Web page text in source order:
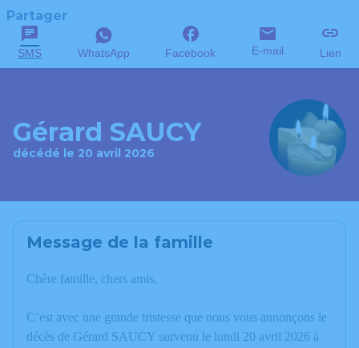
Partager
SMS WhatsApp Facebook E-mail Lien
Gérard SAUCY
décédé le 20 avril 2026
Message de la famille
Chère famille, chers amis,
C’est avec une grande tristesse que nous vous annonçons le
décès de Gérard SAUCY survenu le lundi 20 avril 2026 à